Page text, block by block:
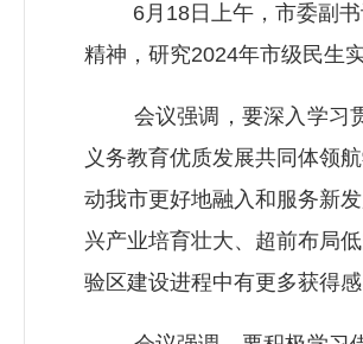
6月18日上午，市委副书记
精神，研究2024年市级民生
会议强调，要深入学习贯
义务教育优质发展共同体领
动我市更好地融入和服务新
兴产业培育壮大、超前布局
验区建设进程中有更多获得